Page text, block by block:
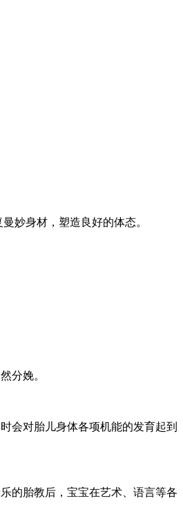
妙身材，塑造良好的体态。
分娩。
会对胎儿身体各项机能的发育起到
的胎教后，宝宝在艺术、语言等各